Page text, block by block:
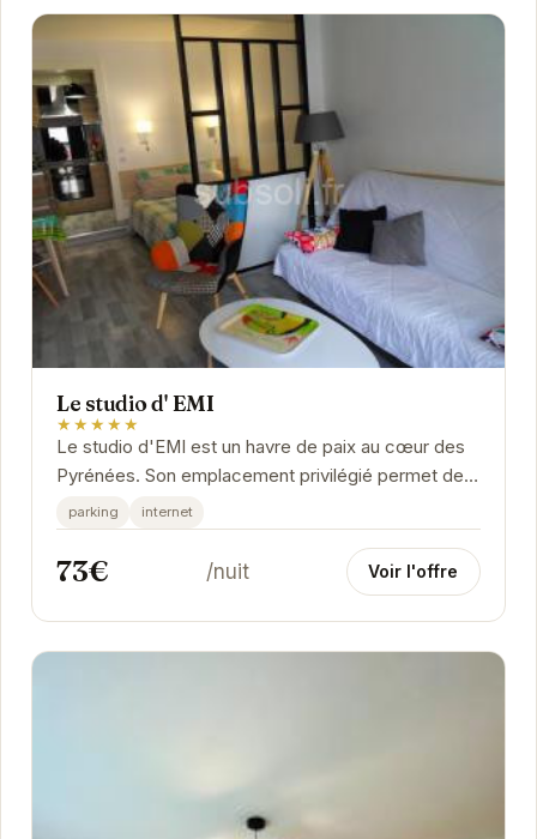
Le studio d' EMI
★★★★★
Le studio d'EMI est un havre de paix au cœur des
Pyrénées. Son emplacement privilégié permet de
profiter pleinement des activités de la...
parking internet
73€ /nuit Voir l'offre